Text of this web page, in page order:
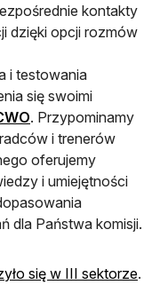
kontakty
dzięki opcji rozmów
i testowania
się swoimi
otwiera się w nowej
. Przypominamy
i trenerów
oferujemy
i umiejętności
dla Państwa komisji.
się w III sektorze.